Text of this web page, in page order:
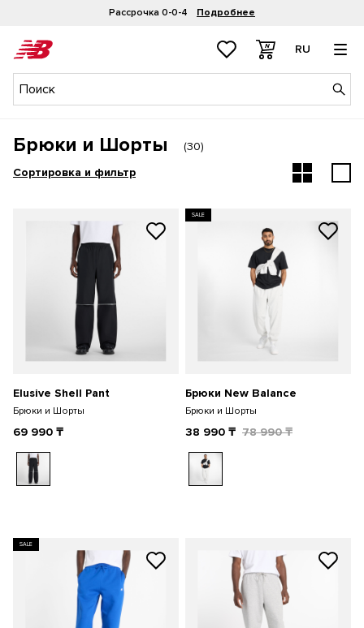
Рассрочка 0-0-4 Подробнее
RU
Брюки и Шорты (30)
Сортировка и фильтр
Elusive Shell Pant
Брюки и Шорты
69 990 ₸
SALE
Брюки New Balance
Брюки и Шорты
38 990 ₸ 78 990₸
SALE